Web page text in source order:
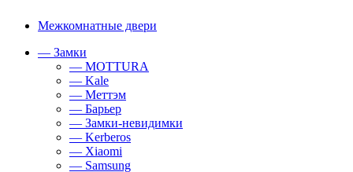
Межкомнатные двери
— Замки
— MOTTURA
— Kale
— Меттэм
— Барьер
— Замки-невидимки
— Kerberos
— Xiaomi
— Samsung